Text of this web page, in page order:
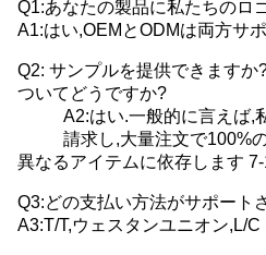
Q1:あなたの製品に私たちのロ
A1:はい,OEMとODMは両方サ
Q2: サンプルを提供できますか
ついてどうですか?
A2:はい.一般的に言えば,
請求し,大量注文で100%
異なるアイテムに依存します
Q3:どの支払い方法がサポート
A3:T/T,ウェスタンユニオン,L/C